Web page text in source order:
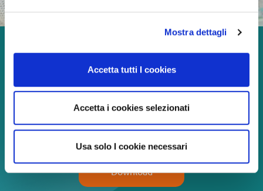
Mostra dettagli
Accetta tutti I cookies
Accetta i cookies selezionati
Usa solo I cookie necessari
Godetevi ogni momento
della vita!
Continua a leggere
Download